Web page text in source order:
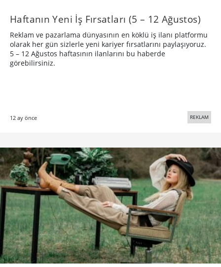
Haftanın Yeni İş Fırsatları (5 – 12 Ağustos)
Reklam ve pazarlama dünyasının en köklü iş ilanı platformu
olarak her gün sizlerle yeni kariyer fırsatlarını paylaşıyoruz.
5 – 12 Ağustos haftasının ilanlarını bu haberde
görebilirsiniz.
12 ay önce REKLAM